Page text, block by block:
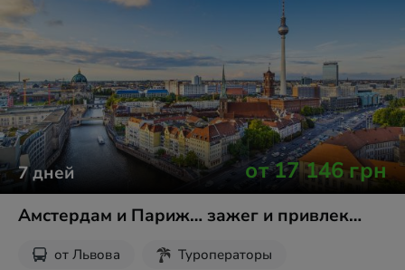
7дней от17 146грн
Амстердам и Париж… зажег и привлек…
от Львова
Туроператоры